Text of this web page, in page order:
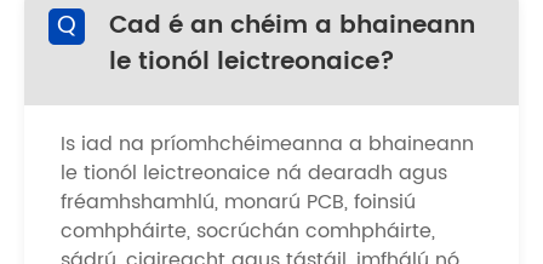
Q
Cad é an chéim a bhaineann
le tionól leictreonaice?
Is iad na príomhchéimeanna a bhaineann
le tionól leictreonaice ná dearadh agus
fréamhshamhlú, monarú PCB, foinsiú
comhpháirte, socrúchán comhpháirte,